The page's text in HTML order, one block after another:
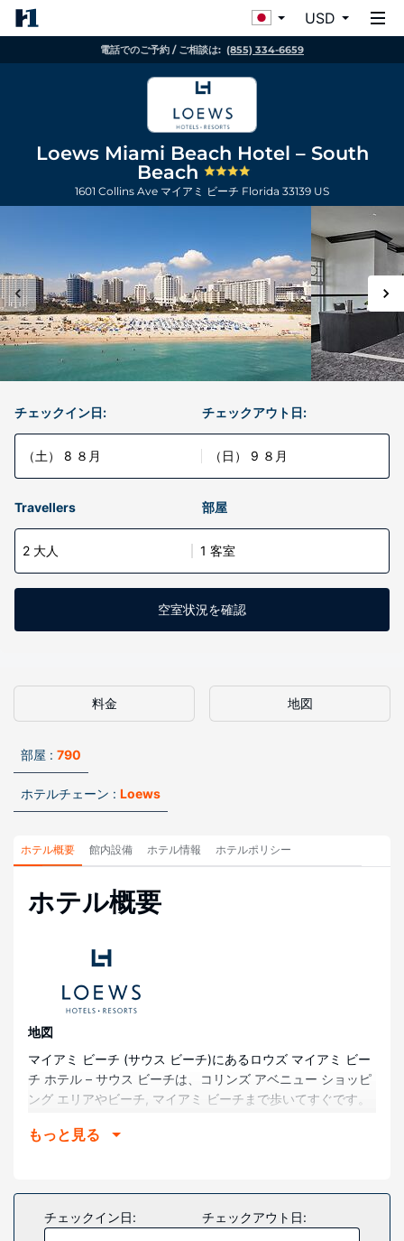
USD
電話でのご予約 / ご相談は: (855) 334-6659
Loews Miami Beach Hotel – South
Beach
1601 Collins Ave マイアミ ビーチ Florida 33139 US
チェックイン日:
（土） 8 ８月
チェックアウト日:
（日） 9 ８月
Travellers 部屋
2 大人 1 客室
空室状況を確認
料金 地図
部屋 : 790
ホテルチェーン : Loews
ホテル概要 館内設備 ホテル情報 ホテルポリシー
ホテル概要
地図
マイアミ ビーチ (サウス ビーチ)にあるロウズ マイアミ ビー
チ ホテル – サウス ビーチは、コリンズ アベニュー ショッピ
ング エリアやビーチ, マイアミ ビーチまで歩いてすぐです。
km、マイアミ ビーチ コンベンション センターまで 1 km で
全部で 790 ある冷房完備の客室にはミニバー、スマートテレ
ビなどが備わっており、ゆっくりおくつろぎいただけます。
もっと見る
チェックイン日: チェックアウト日: